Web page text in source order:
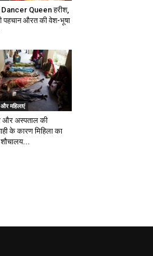
Queen हरीश,
पहचान औरत की वेश-भूषा
महिलाएं
और अस्पताल की
के कारण मिहिला का